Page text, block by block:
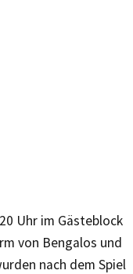
Uhr im Gästeblock
von Bengalos und
nach dem Spiel